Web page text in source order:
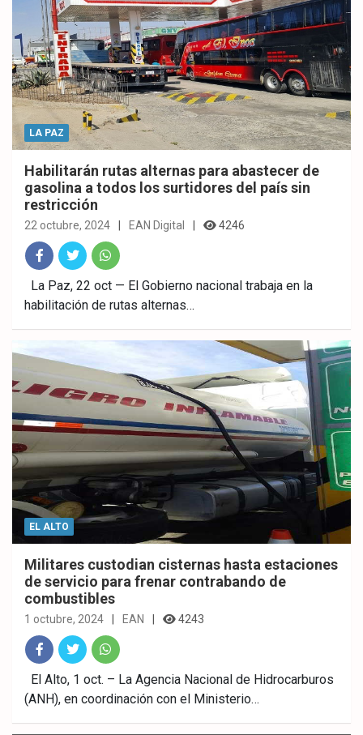
LA PAZ
Habilitarán rutas alternas para abastecer de
gasolina a todos los surtidores del país sin
restricción
22 octubre, 2024 EAN Digital 4246
Fac
ebo
Twitt
er
What
sAp
p
La Paz, 22 oct — El Gobierno nacional trabaja en la
habilitación de rutas alternas…
EL ALTO
Militares custodian cisternas hasta estaciones
de servicio para frenar contrabando de
combustibles
1 octubre, 2024 EAN 4243
Fac
ebo
Twitt
er
What
sAp
El Alto, 1 oct. – La Agencia Nacional de Hidrocarburos
(ANH), en coordinación con el Ministerio…